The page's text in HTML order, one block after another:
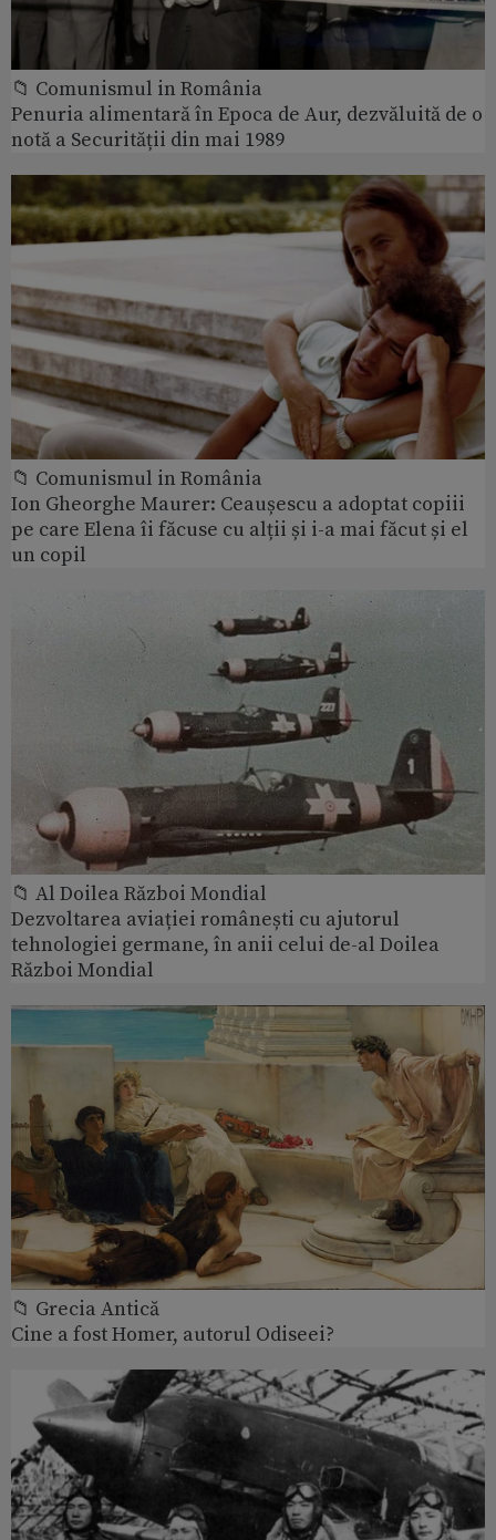
📁 Comunismul in România
Penuria alimentară în Epoca de Aur, dezvăluită de o
notă a Securității din mai 1989
📁 Comunismul in România
Ion Gheorghe Maurer: Ceaușescu a adoptat copiii
pe care Elena îi făcuse cu alții și i-a mai făcut și el
un copil
📁 Al Doilea Război Mondial
Dezvoltarea aviației românești cu ajutorul
tehnologiei germane, în anii celui de-al Doilea
Război Mondial
📁 Grecia Antică
Cine a fost Homer, autorul Odiseei?